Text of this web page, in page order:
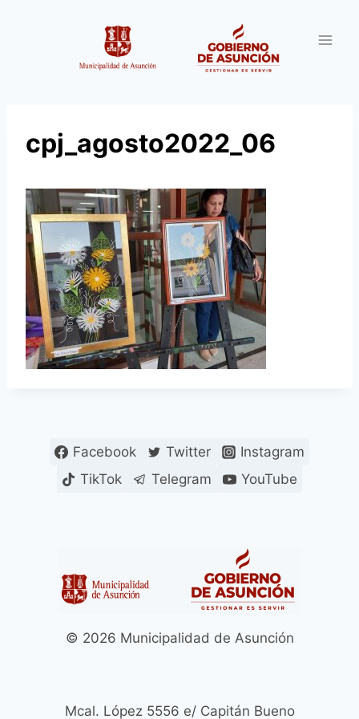
cpj_agosto2022_06
Facebook Twitter
Instagram
TikTok
Telegram YouTube
© 2026 Municipalidad de Asunción
Mcal. López 5556 e/ Capitán Bueno